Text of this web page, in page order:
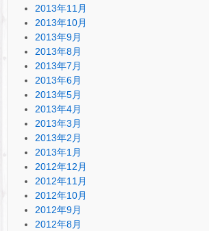
2013年11月
2013年10月
2013年9月
2013年8月
2013年7月
2013年6月
2013年5月
2013年4月
2013年3月
2013年2月
2013年1月
2012年12月
2012年11月
2012年10月
2012年9月
2012年8月